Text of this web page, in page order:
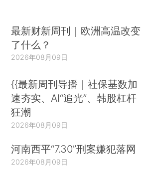
最新财新周刊｜欧洲高温改变
了什么？
2026年08月09日
{{最新周刊导播｜社保基数加
速夯实、AI“追光”、韩股杠杆
狂潮
2026年08月09日
河南西平“7.30”刑案嫌犯落网
2026年08月09日